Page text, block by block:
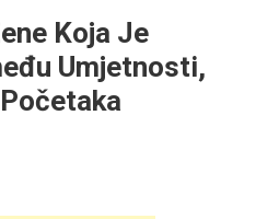
Koja Je
Umjetnosti,